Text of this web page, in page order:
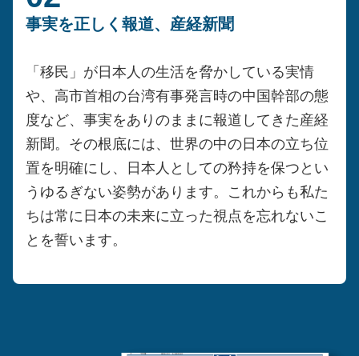
事実を正しく報道、産経新聞
「移民」が日本人の生活を脅かしている実情
や、高市首相の台湾有事発言時の中国幹部の態
度など、事実をありのままに報道してきた産経
新聞。その根底には、世界の中の日本の立ち位
置を明確にし、日本人としての矜持を保つとい
うゆるぎない姿勢があります。これからも私た
ちは常に日本の未来に立った視点を忘れないこ
とを誓います。